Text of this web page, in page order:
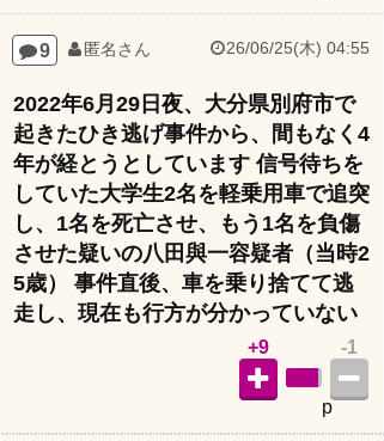
9 匿名さん 26/06/25(木) 04:55
2022年6月29日夜、大分県別府市で
起きたひき逃げ事件から、間もなく4
年が経とうとしています 信号待ちを
していた大学生2名を軽乗用車で追突
し、1名を死亡させ、もう1名を負傷
させた疑いの八田與一容疑者（当時2
5歳） 事件直後、車を乗り捨てて逃
走し、現在も行方が分かっていない
-1
p
+9